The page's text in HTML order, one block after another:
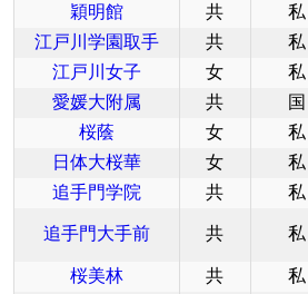
穎明館
共 私
江戸川学園取手
共 私
江戸川女子
女 私
愛媛大附属
共 国
桜蔭
女 私
日体大桜華
女 私
追手門学院
共 私
追手門大手前 共 私
桜美林
共 私